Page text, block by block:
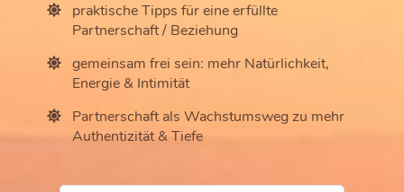
praktische Tipps für eine erfüllte
Partnerschaft / Beziehung
gemeinsam frei sein: mehr Natürlichkeit,
Energie & Intimität
Partnerschaft als Wachstumsweg zu mehr
Authentizität & Tiefe